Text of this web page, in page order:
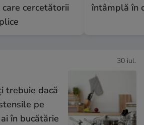
cercetătorii
întâmplă în
30 iul.
trebuie dacă
pe
în bucătărie